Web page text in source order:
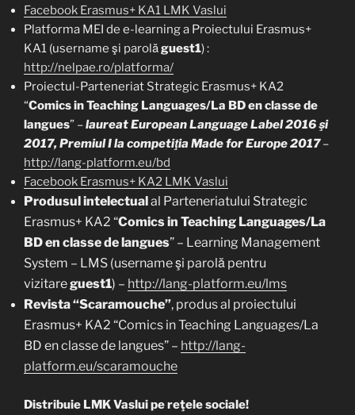
Facebook Erasmus+ KA1 LMK Vaslui
Platforma MEI de e-learning a Proiectului Erasmus+
KA1 (username şi parolăguest1) :
http://nelpae.ro/platforma/
Proiectul-Parteneriat Strategic Erasmus+ KA2
“Comics in Teaching Languages/La BD en classe de
langues” –laureat European Language Label 2016 şi
2017, Premiul I la competiţia Made for Europe 2017–
http://lang-platform.eu/bd
Facebook Erasmus+ KA2 LMK Vaslui
Produsul intelectual al Parteneriatului Strategic
Erasmus+ KA2 “Comics in Teaching Languages/La
BD en classe de langues” – Learning Management
System – LMS (username şi parolă pentru
vizitareguest1) – http://lang-platform.eu/lms
Revista “Scaramouche”, produs al proiectului
Erasmus+ KA2 “Comics in Teaching Languages/La
BD en classe de langues” – http://lang-
platform.eu/scaramouche
Distribuie LMK Vaslui pe reţele sociale!